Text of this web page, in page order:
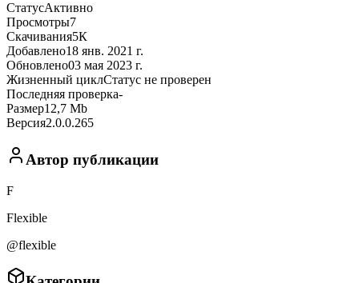
СтатусАктивно
Просмотры7
Скачивания5К
Добавлено18 янв. 2021 г.
Обновлено03 мая 2023 г.
Жизненный циклСтатус не проверен
Последняя проверка-
Размер12,7 Mb
Версия2.0.0.265
Автор публикации
F
Flexible
@flexible